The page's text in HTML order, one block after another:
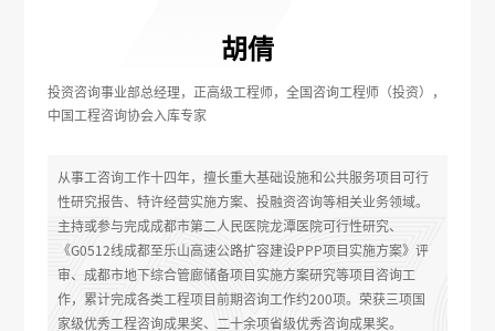
胡倩
投资咨询事业部总经理，正高级工程师，全国咨询工程师（投资），
中国工程咨询协会入库专家
从事工咨询工作十四年，擅长重大基础设施和公共服务项目可行
性研究报告、特许经营实施方案、投融资咨询等相关业务领域。
主持或参与完成成都市第二人民医院龙潭医院可行性研究、
《G0512线成都至乐山高速公路扩容建设PPP项目实施方案》评
审、成都市地下综合管廊储备项目实施方案研究等项目咨询工
作，累计完成各类工程项目前期咨询工作约200项。荣获三项国
家级优秀工程咨询成果奖、二十余项省级优秀咨询成果奖。